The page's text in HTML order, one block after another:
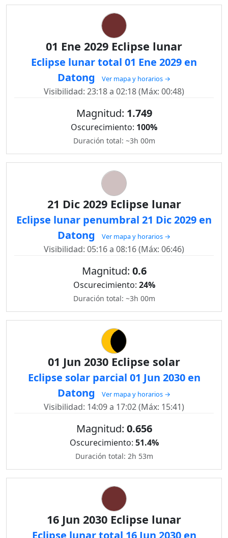
01 Ene 2029 Eclipse lunar
Eclipse lunar total 01 Ene 2029 en
Datong
Ver mapa y horarios →
Visibilidad: 23:18 a 02:18 (Máx: 00:48)
Magnitud: 1.749
Oscurecimiento: 100%
Duración total: ~3h 00m
21 Dic 2029 Eclipse lunar
Eclipse lunar penumbral 21 Dic 2029 en
Datong
Ver mapa y horarios →
Visibilidad: 05:16 a 08:16 (Máx: 06:46)
Magnitud: 0.6
Oscurecimiento: 24%
Duración total: ~3h 00m
01 Jun 2030 Eclipse solar
Eclipse solar parcial 01 Jun 2030 en
Datong
Ver mapa y horarios →
Visibilidad: 14:09 a 17:02 (Máx: 15:41)
Magnitud: 0.656
Oscurecimiento: 51.4%
Duración total: 2h 53m
16 Jun 2030 Eclipse lunar
Eclipse lunar total 16 Jun 2030 en